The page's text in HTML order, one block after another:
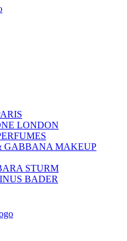
LONDON
GABBANA MAKEUP
STURM
BADER